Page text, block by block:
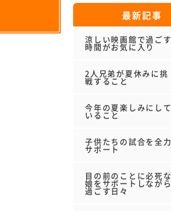
最新記事
涼しい映画館で過ごす
時間がお気に入り
2人兄弟が夏休みに挑
戦すること
今年の夏楽しみにして
いること
子供たちの試合を全力
サポート
目の前のことに必死な
娘をサポートしながら
過ごす日々